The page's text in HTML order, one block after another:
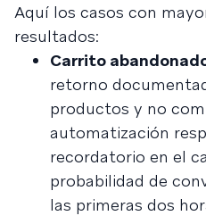
Aquí los casos con
resultados:
Carrito
retorno
productos y no
automatización
recordatorio en el
probabilidad de
las primeras dos